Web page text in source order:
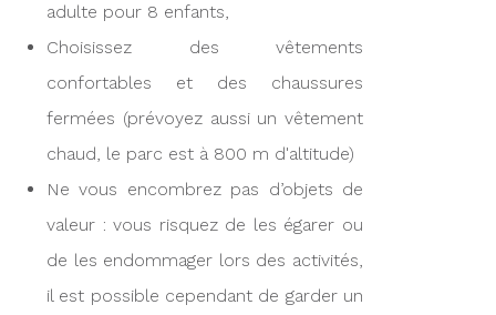
adulte pour 8 enfants,
Choisissez des vêtements
confortables et des chaussures
fermées (prévoyez aussi un vêtement
chaud, le parc est à 800 m d'altitude)
Ne vous encombrez pas d’objets de
valeur : vous risquez de les égarer ou
de les endommager lors des activités,
il est possible cependant de garder un